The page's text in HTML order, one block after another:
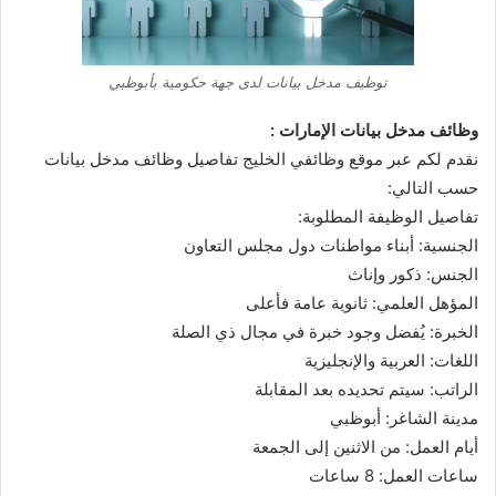
توظيف مدخل بيانات لدى جهة حكومية بأبوظبي
وظائف مدخل بيانات الإمارات :
نقدم لكم عبر موقع وظائفي الخليج تفاصيل وظائف مدخل بيانات
حسب التالي:
تفاصيل الوظيفة المطلوبة:
الجنسية: أبناء مواطنات دول مجلس التعاون
الجنس: ذكور وإناث
المؤهل العلمي: ثانوية عامة فأعلى
الخبرة: يُفضل وجود خبرة في مجال ذي الصلة
اللغات: العربية والإنجليزية
الراتب: سيتم تحديده بعد المقابلة
مدينة الشاغر: أبوظبي
أيام العمل: من الاثنين إلى الجمعة
ساعات العمل: 8 ساعات